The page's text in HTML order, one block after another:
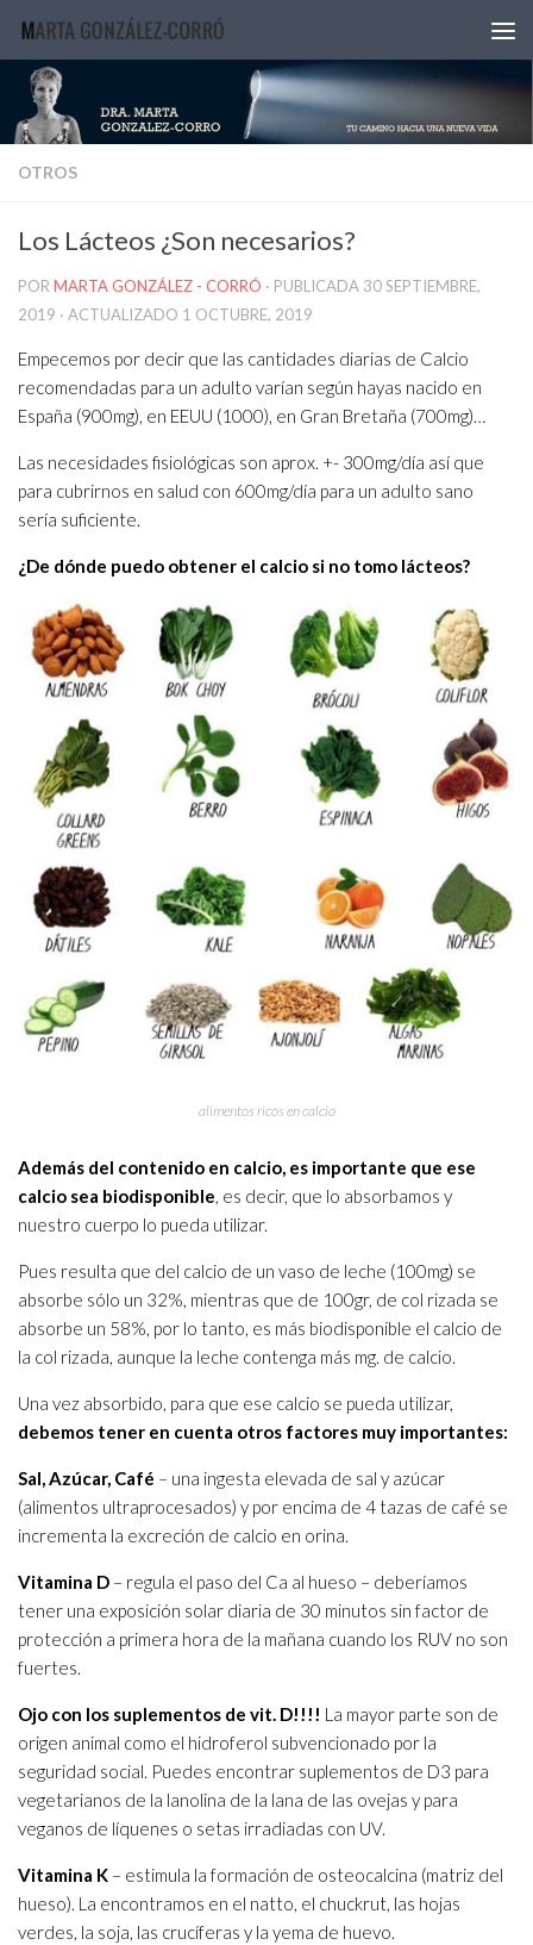
Saltar al contenido
OTROS
Los Lácteos ¿Son necesarios?
POR MARTA GONZÁLEZ - CORRÓ · PUBLICADA 30 SEPTIEMBRE,
2019 · ACTUALIZADO 1 OCTUBRE, 2019
Empecemos por decir que las cantidades diarias de Calcio
recomendadas para un adulto varían según hayas nacido en
España (900mg), en EEUU (1000), en Gran Bretaña (700mg)…
Las necesidades fisiológicas son aprox. +- 300mg/día así que
para cubrirnos en salud con 600mg/día para un adulto sano
sería suficiente.
¿De dónde puedo obtener el calcio si no tomo lácteos?
alimentos ricos en calcio
Además del contenido en calcio, es importante que ese
calcio sea biodisponible, es decir, que lo absorbamos y
nuestro cuerpo lo pueda utilizar.
Pues resulta que del calcio de un vaso de leche (100mg) se
absorbe sólo un 32%, mientras que de 100gr, de col rizada se
absorbe un 58%, por lo tanto, es más biodisponible el calcio de
la col rizada, aunque la leche contenga más mg. de calcio.
Una vez absorbido, para que ese calcio se pueda utilizar,
debemos tener en cuenta otros factores muy importantes:
Sal, Azúcar, Café – una ingesta elevada de sal y azúcar
(alimentos ultraprocesados) y por encima de 4 tazas de café se
incrementa la excreción de calcio en orina.
Vitamina D – regula el paso del Ca al hueso – deberíamos
tener una exposición solar diaria de 30 minutos sin factor de
protección a primera hora de la mañana cuando los RUV no son
fuertes.
Ojo con los suplementos de vit. D!!!! La mayor parte son de
origen animal como el hidroferol subvencionado por la
seguridad social. Puedes encontrar suplementos de D3 para
vegetarianos de la lanolina de la lana de las ovejas y para
veganos de líquenes o setas irradiadas con UV.
Vitamina K – estimula la formación de osteocalcina (matriz del
hueso). La encontramos en el natto, el chuckrut, las hojas
verdes, la soja, las crucíferas y la yema de huevo.